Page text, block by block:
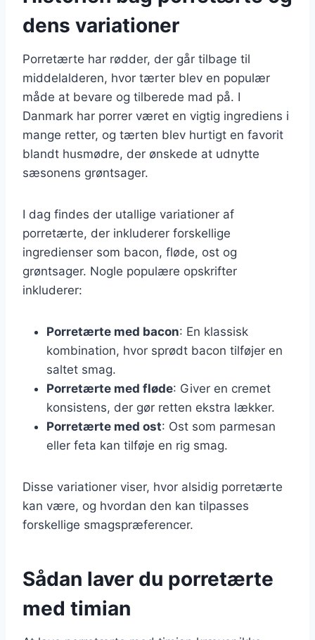
dens variationer
Porretærte har rødder, der går tilbage til
middelalderen, hvor tærter blev en populær
måde at bevare og tilberede mad på. I
Danmark har porrer været en vigtig ingrediens i
mange retter, og tærten blev hurtigt en favorit
blandt husmødre, der ønskede at udnytte
sæsonens grøntsager.
I dag findes der utallige variationer af
porretærte, der inkluderer forskellige
ingredienser som bacon, fløde, ost og
grøntsager. Nogle populære opskrifter
inkluderer:
Porretærte med bacon: En klassisk
kombination, hvor sprødt bacon tilføjer en
saltet smag.
Porretærte med fløde: Giver en cremet
konsistens, der gør retten ekstra lækker.
Porretærte med ost: Ost som parmesan
eller feta kan tilføje en rig smag.
Disse variationer viser, hvor alsidig porretærte
kan være, og hvordan den kan tilpasses
forskellige smagspræferencer.
Sådan laver du porretærte
med timian